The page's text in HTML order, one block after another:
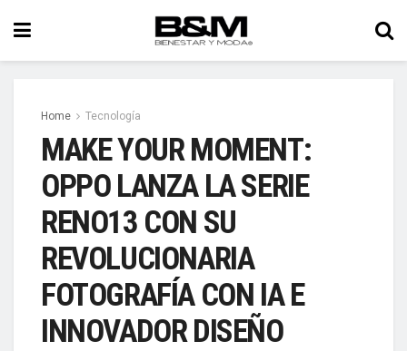
Home Tecnología
MAKE YOUR MOMENT:
OPPO LANZA LA SERIE
RENO13 CON SU
REVOLUCIONARIA
FOTOGRAFÍA CON IA E
INNOVADOR DISEÑO